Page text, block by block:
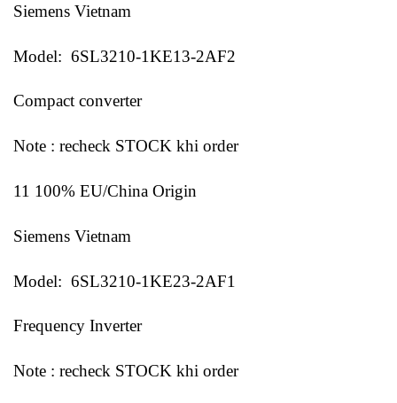
Siemens Vietnam
Model: 6SL3210-1KE13-2AF2
Compact converter
Note : recheck STOCK khi order
11 100% EU/China Origin
Siemens Vietnam
Model: 6SL3210-1KE23-2AF1
Frequency Inverter
Note : recheck STOCK khi order